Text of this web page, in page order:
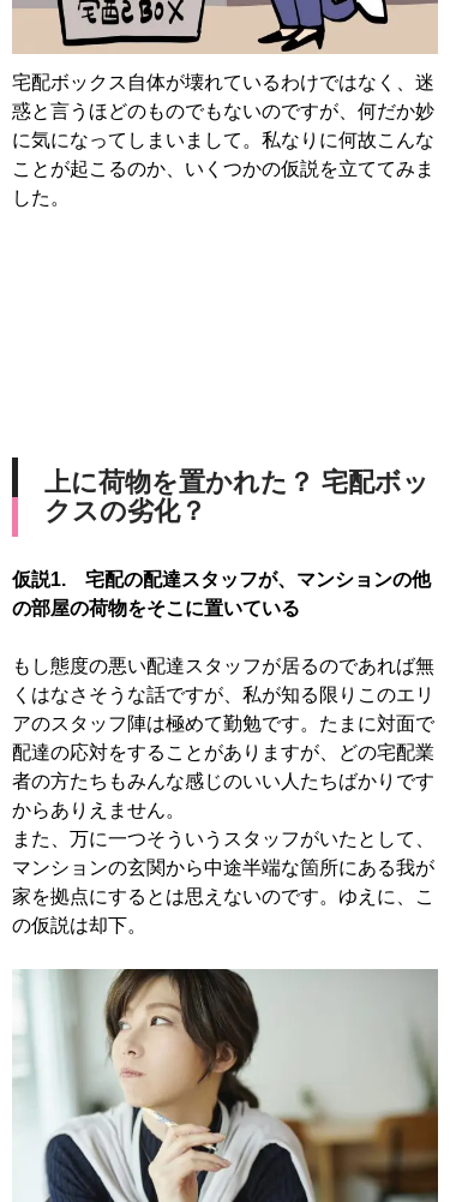
宅配ボックス自体が壊れているわけではなく、迷
惑と言うほどのものでもないのですが、何だか妙
に気になってしまいまして。私なりに何故こんな
ことが起こるのか、いくつかの仮説を立ててみま
した。
上に荷物を置かれた？ 宅配ボッ
クスの劣化？
仮説1. 宅配の配達スタッフが、マンションの他
の部屋の荷物をそこに置いている
もし態度の悪い配達スタッフが居るのであれば無
くはなさそうな話ですが、私が知る限りこのエリ
アのスタッフ陣は極めて勤勉です。たまに対面で
配達の応対をすることがありますが、どの宅配業
者の方たちもみんな感じのいい人たちばかりです
からありえません。
また、万に一つそういうスタッフがいたとして、
マンションの玄関から中途半端な箇所にある我が
家を拠点にするとは思えないのです。ゆえに、こ
の仮説は却下。